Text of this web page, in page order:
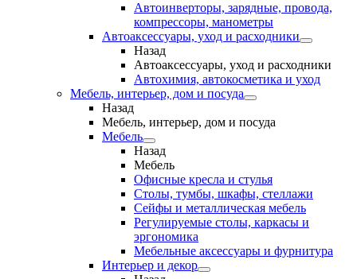
Автоинверторы, зарядные, провода,
компрессоры, манометры
Автоаксессуары, уход и расходники
Назад
Автоаксессуары, уход и расходники
Автохимия, автокосметика и уход
Мебель, интерьер, дом и посуда
Назад
Мебель, интерьер, дом и посуда
Мебель
Назад
Мебель
Офисные кресла и стулья
Столы, тумбы, шкафы, стеллажи
Сейфы и металлическая мебель
Регулируемые столы, каркасы и
эргономика
Мебельные аксессуары и фурнитура
Интерьер и декор